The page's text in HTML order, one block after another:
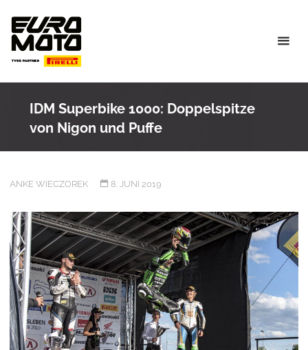
content
IDM Superbike 1000: Doppelspitze
von Nigon und Puffe
ANKE WIECZOREK 8. JUNI 2019